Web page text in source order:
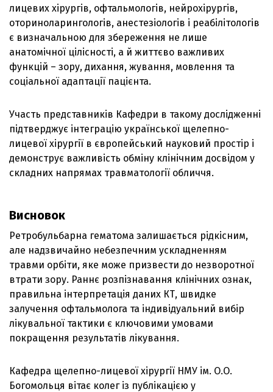
лицевих хірургів, офтальмологів, нейрохірургів,
оториноларингологів, анестезіологів і реабілітологів
є визначальною для збереження не лише
анатомічної цілісності, а й життєво важливих
функцій – зору, дихання, жування, мовлення та
соціальної адаптації пацієнта.
Участь представників Кафедри в такому дослідженні
підтверджує інтеграцію української щелепно-
лицевої хірургії в європейський науковий простір і
демонструє важливість обміну клінічним досвідом у
складних напрямах травматології обличчя.
Висновок
Ретробульбарна гематома залишається рідкісним,
але надзвичайно небезпечним ускладненням
травми орбіти, яке може призвести до незворотної
втрати зору. Раннє розпізнавання клінічних ознак,
правильна інтерпретація даних КТ, швидке
залучення офтальмолога та індивідуальний вибір
лікувальної тактики є ключовими умовами
покращення результатів лікування.
Кафедра щелепно-лицевої хірургії НМУ ім. О.О.
Богомольця вітає колег із публікацією у